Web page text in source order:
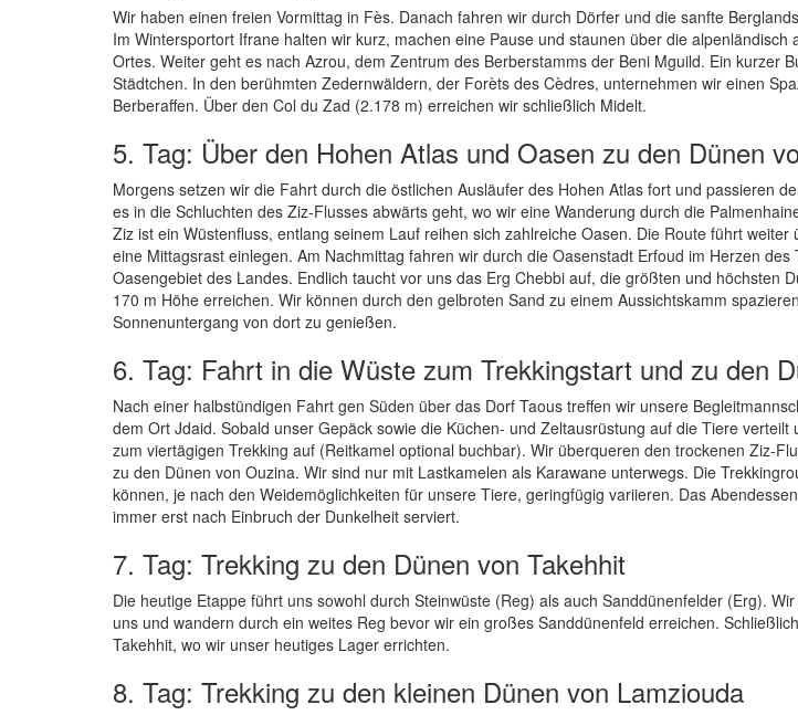
Wir haben einen freien Vormittag in Fès. Danach fahren wir durch Dörfer und die sanfte
Im Wintersportort Ifrane halten wir kurz, machen eine Pause und staunen über die alpenländisch
Ortes. Weiter geht es nach Azrou, dem Zentrum des Berberstamms der Beni Mguild. Ein kurzer
Städtchen. In den berühmten Zedernwäldern, der Forèts des Cèdres, unternehmen wir einen
Berberaffen. Über den Col du Zad (2.178 m) erreichen wir schließlich Midelt.
5. Tag: Über den Hohen Atlas und Oasen zu den Dünen
Morgens setzen wir die Fahrt durch die östlichen Ausläufer des Hohen Atlas fort und passieren
es in die Schluchten des Ziz-Flusses abwärts geht, wo wir eine Wanderung durch die
Ziz ist ein Wüstenfluss, entlang seinem Lauf reihen sich zahlreiche Oasen. Die Route führt
eine Mittagsrast einlegen. Am Nachmittag fahren wir durch die Oasenstadt Erfoud im Herzen
Oasengebiet des Landes. Endlich taucht vor uns das Erg Chebbi auf, die größten und höchsten
170 m Höhe erreichen. Wir können durch den gelbroten Sand zu einem Aussichtskamm
Sonnenuntergang von dort zu genießen.
6. Tag: Fahrt in die Wüste zum Trekkingstart und zu den
Nach einer halbstündigen Fahrt gen Süden über das Dorf Taous treffen wir unsere
dem Ort Jdaid. Sobald unser Gepäck sowie die Küchen- und Zeltausrüstung auf die Tiere
zum viertägigen Trekking auf (Reitkamel optional buchbar). Wir überqueren den trockenen Ziz-
zu den Dünen von Ouzina. Wir sind nur mit Lastkamelen als Karawane unterwegs. Die
können, je nach den Weidemöglichkeiten für unsere Tiere, geringfügig variieren. Das
immer erst nach Einbruch der Dunkelheit serviert.
7. Tag: Trekking zu den Dünen von Takehhit
Die heutige Etappe führt uns sowohl durch Steinwüste (Reg) als auch Sanddünenfelder (Erg).
uns und wandern durch ein weites Reg bevor wir ein großes Sanddünenfeld erreichen.
Takehhit, wo wir unser heutiges Lager errichten.
8. Tag: Trekking zu den kleinen Dünen von Lamziouda